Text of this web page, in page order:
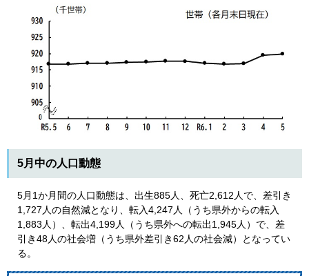
5月中の人口動態
5月1か月間の人口動態は、出生885人、死亡2,612人で、差引き
1,727人の自然減となり、転入4,247人（うち県外からの転入
1,883人）、転出4,199人（うち県外への転出1,945人）で、差
引き48人の社会増（うち県外差引き62人の社会減）となってい
る。